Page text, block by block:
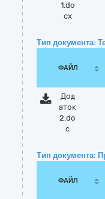
1.do
cx
Тип документа:
ФАЙЛ
Дод
аток
2.do
c
Тип документа:
ФАЙЛ